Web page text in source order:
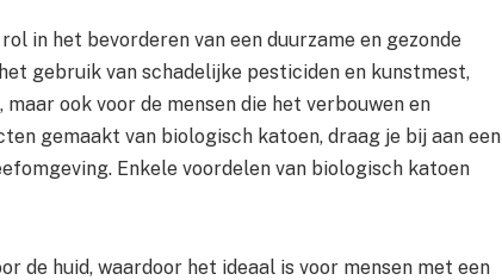
in het bevorderen van een duurzame en gezonde
gebruik van schadelijke pesticiden en kunstmest,
ook voor de mensen die het verbouwen en
gemaakt van biologisch katoen, draag je bij aan een
Enkele voordelen van biologisch katoen
de huid, waardoor het ideaal is voor mensen met een